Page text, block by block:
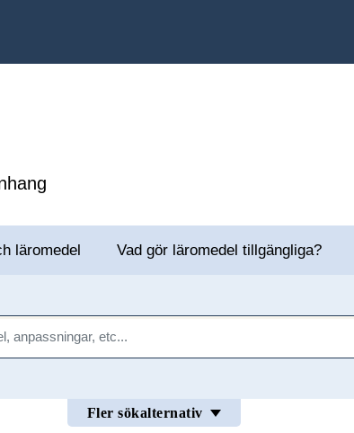
läromedel Vad gör läromedel tillgängliga?
Fler sökalternativ